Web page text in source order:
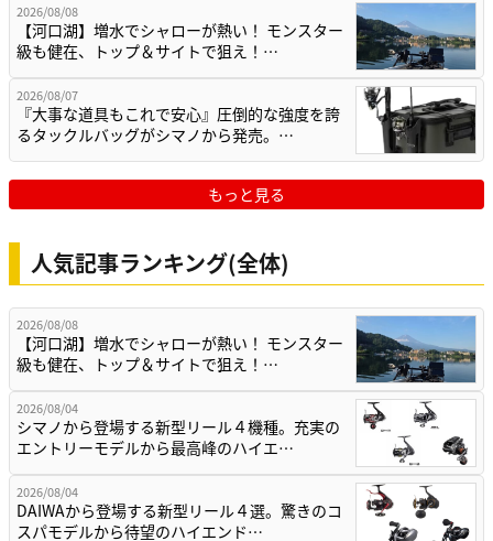
2026/08/08
【河口湖】増水でシャローが熱い！ モンスター
級も健在、トップ＆サイトで狙え！…
2026/08/07
『大事な道具もこれで安心』圧倒的な強度を誇
るタックルバッグがシマノから発売。…
もっと見る
人気記事ランキング(全体)
2026/08/08
【河口湖】増水でシャローが熱い！ モンスター
級も健在、トップ＆サイトで狙え！…
2026/08/04
シマノから登場する新型リール４機種。充実の
エントリーモデルから最高峰のハイエ…
2026/08/04
DAIWAから登場する新型リール４選。驚きのコ
スパモデルから待望のハイエンド…